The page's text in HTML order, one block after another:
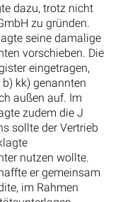
dazu, trotz nicht
zu gründen.
seine damalige
vorschieben. Die
eingetragen,
kk) genannten
außen auf. Im
zudem die J
sollte der Vertrieb
nutzen wollte.
er gemeinsam
im Rahmen